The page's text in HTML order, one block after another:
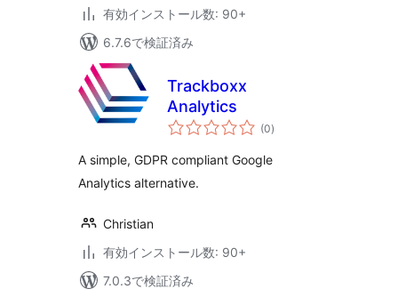
有効インストール数: 90+
6.7.6で検証済み
Trackboxx
Analytics
(0個
の
価
)
A simple, GDPR compliant Google
Analytics alternative.
Christian
有効インストール数: 90+
7.0.3で検証済み